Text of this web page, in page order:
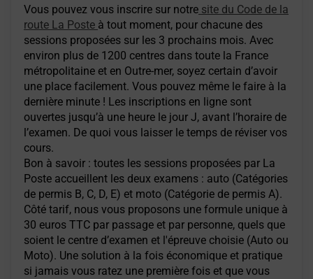
Vous pouvez vous inscrire sur notre site du Code de la
route La Poste à tout moment, pour chacune des
sessions proposées sur les 3 prochains mois. Avec
environ plus de 1200 centres dans toute la France
métropolitaine et en Outre-mer, soyez certain d’avoir
une place facilement. Vous pouvez même le faire à la
dernière minute ! Les inscriptions en ligne sont
ouvertes jusqu’à une heure le jour J, avant l’horaire de
l’examen. De quoi vous laisser le temps de réviser vos
cours.
Bon à savoir : toutes les sessions proposées par La
Poste accueillent les deux examens : auto (Catégories
de permis B, C, D, E) et moto (Catégorie de permis A).
Côté tarif, nous vous proposons une formule unique à
30 euros TTC par passage et par personne, quels que
soient le centre d’examen et l'épreuve choisie (Auto ou
Moto). Une solution à la fois économique et pratique
si jamais vous ratez une première fois et que vous